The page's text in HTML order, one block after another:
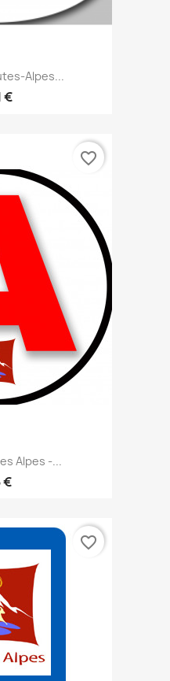
Alpes...
€
Alpes -...
€
favorite_border
favorite_border